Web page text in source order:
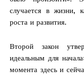
случается в жизни,
роста и развития.
Второй закон
идеальным для
момента здесь и